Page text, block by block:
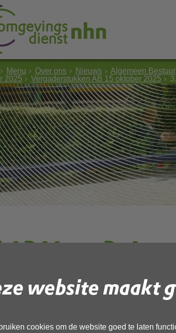
website maakt
cookies om de website goed te laten
Menu Over ons Nieuws Algemeen
2025
Vergaderstukken AB 15 oktober 2025
AB Memo